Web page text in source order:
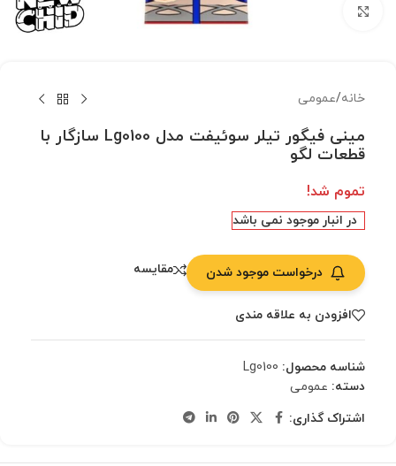
خانه/عمومی
مینی فیگور تیلر سوئیفت مدل Lg0100 سازگار با
قطعات لگو
تموم شد!
در انبار موجود نمی باشد
درخواست موجود شدن مقایسه
افزودن به علاقه مندی
شناسه محصول: Lg0100
دسته: عمومی
اشتراک گذاری: